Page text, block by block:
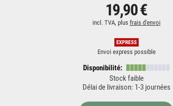
19,90 €
incl. TVA, plus frais d'envoi
Envoi express possible
Disponibilité:
Stock faible
Délai de livraison: 1-3 journées